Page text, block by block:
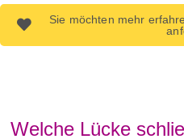
Sie möchten mehr
Welche Lücke